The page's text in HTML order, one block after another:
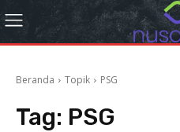
Beranda Topik PSG
Tag: PSG